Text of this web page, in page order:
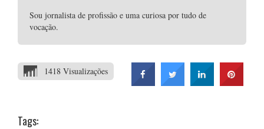
Sou jornalista de profissão e uma curiosa por tudo de
vocação.
1418 Visualizações
Tags: